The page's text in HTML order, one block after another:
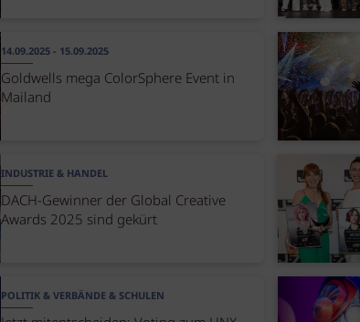
14.09.2025 - 15.09.2025
Goldwells mega ColorSphere Event in
Mailand
INDUSTRIE & HANDEL
DACH-Gewinner der Global Creative
Awards 2025 sind gekürt
POLITIK & VERBÄNDE & SCHULEN